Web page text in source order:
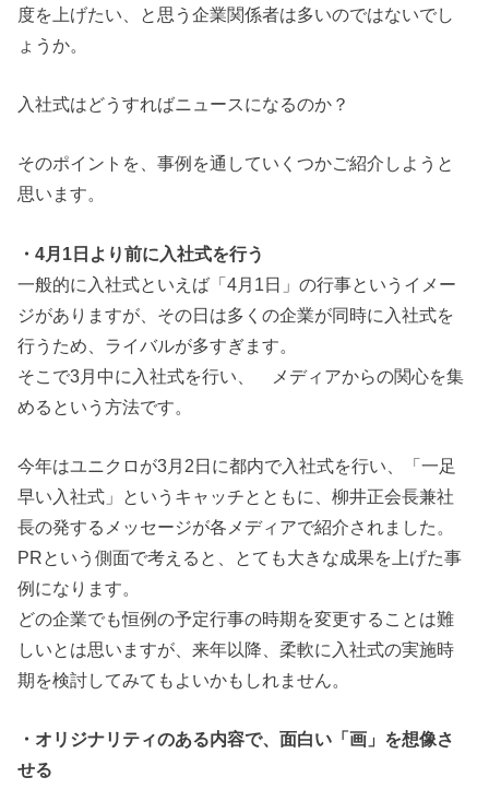
度を上げたい、と思う企業関係者は多いのではないでし
ょうか。
入社式はどうすればニュースになるのか？
そのポイントを、事例を通していくつかご紹介しようと
思います。
・4月1日より前に入社式を行う
一般的に入社式といえば「4月1日」の行事というイメー
ジがありますが、その日は多くの企業が同時に入社式を
行うため、ライバルが多すぎます。
そこで3月中に入社式を行い、 メディアからの関心を集
めるという方法です。
今年はユニクロが3月2日に都内で入社式を行い、「一足
早い入社式」というキャッチとともに、柳井正会長兼社
長の発するメッセージが各メディアで紹介されました。
PRという側面で考えると、とても大きな成果を上げた事
例になります。
どの企業でも恒例の予定行事の時期を変更することは難
しいとは思いますが、来年以降、柔軟に入社式の実施時
期を検討してみてもよいかもしれません。
・オリジナリティのある内容で、面白い「画」を想像さ
せる